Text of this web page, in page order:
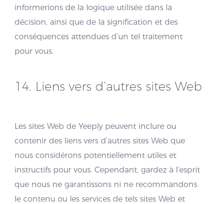
informerions de la logique utilisée dans la
décision, ainsi que de la signification et des
conséquences attendues d’un tel traitement
pour vous.
14. Liens vers d’autres sites Web
Les sites Web de Yeeply peuvent inclure ou
contenir des liens vers d’autres sites Web que
nous considérons potentiellement utiles et
instructifs pour vous. Cependant, gardez à l’esprit
que nous ne garantissons ni ne recommandons
le contenu ou les services de tels sites Web et